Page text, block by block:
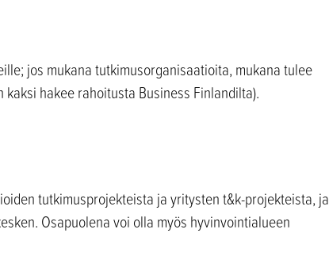
jos mukana tutkimusorganisaatioita, mukana tulee
hakee rahoitusta Business Finlandilta).
tutkimusprojekteista ja yritysten t&k-projekteista, ja
Osapuolena voi olla myös hyvinvointialueen